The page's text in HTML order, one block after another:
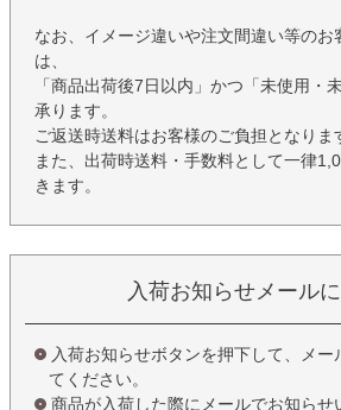
なお、イメージ違いや注文間違い等のお
は、
「商品出荷後7日以内」かつ「未使用・
承ります。
ご返送時送料はお客様のご負担となりま
また、出荷時送料・手数料として一律
きます。
入荷お知らせメール
入荷お知らせボタンを押下して、メー
てください。
商品が入荷した際にメールでお知らせ